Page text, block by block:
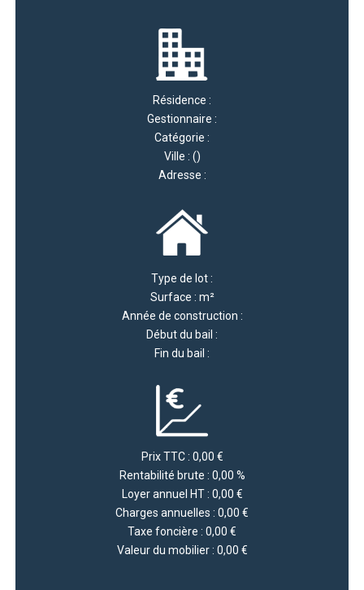
Résidence :
Gestionnaire :
Catégorie :
Ville : ()
Adresse :
Type de lot :
Surface : m²
Année de construction :
Début du bail :
Fin du bail :
Prix TTC : 0,00 €
Rentabilité brute : 0,00 %
Loyer annuel HT : 0,00 €
Charges annuelles : 0,00 €
Taxe foncière : 0,00 €
Valeur du mobilier : 0,00 €